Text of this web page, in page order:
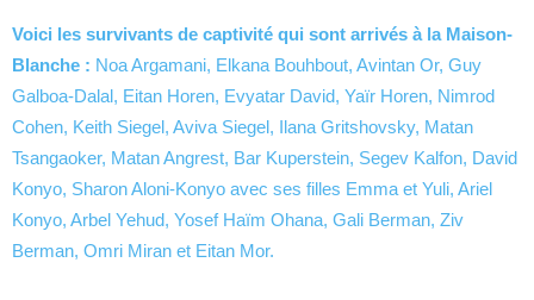
Voici les survivants de captivité qui sont arrivés à la Maison-
Blanche : Noa Argamani, Elkana Bouhbout, Avintan Or, Guy
Galboa-Dalal, Eitan Horen, Evyatar David, Yaïr Horen, Nimrod
Cohen, Keith Siegel, Aviva Siegel, Ilana Gritshovsky, Matan
Tsangaoker, Matan Angrest, Bar Kuperstein, Segev Kalfon, David
Konyo, Sharon Aloni-Konyo avec ses filles Emma et Yuli, Ariel
Konyo, Arbel Yehud, Yosef Haïm Ohana, Gali Berman, Ziv
Berman, Omri Miran et Eitan Mor.